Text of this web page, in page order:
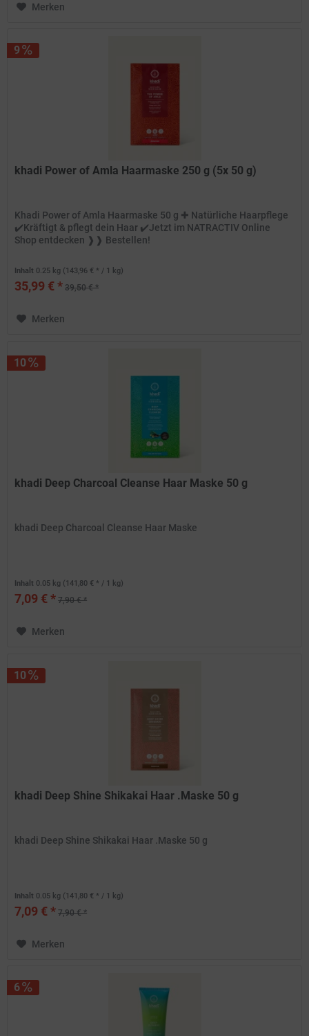
Merken
9
khadi Power of Amla Haarmaske 250 g (5x 50 g)
Khadi Power of Amla Haarmaske 50 g ✚ Natürliche Haarpflege
✔️Kräftigt & pflegt dein Haar ✔️Jetzt im NATRACTIV Online
Shop entdecken ❱❱ Bestellen!
Inhalt 0.25 kg (143,96 € * / 1 kg)
35,99 € * 39,50 € *
Merken
10
khadi Deep Charcoal Cleanse Haar Maske 50 g
khadi Deep Charcoal Cleanse Haar Maske
Inhalt 0.05 kg (141,80 € * / 1 kg)
7,09 € * 7,90 € *
Merken
10
khadi Deep Shine Shikakai Haar .Maske 50 g
khadi Deep Shine Shikakai Haar .Maske 50 g
Inhalt 0.05 kg (141,80 € * / 1 kg)
7,09 € * 7,90 € *
Merken
6